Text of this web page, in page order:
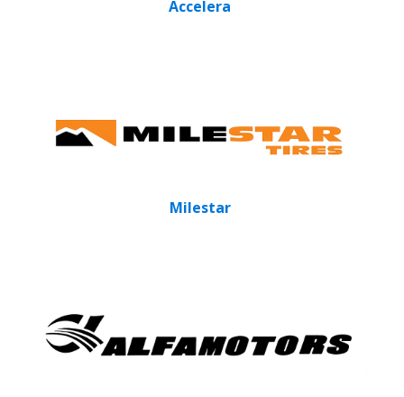
Accelera
Milestar